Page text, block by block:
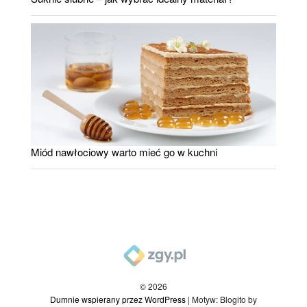
Miód nawłociowy warto mieć go w kuchni
© 2026
Dumnie wspierany przez WordPress | Motyw: Blogito by